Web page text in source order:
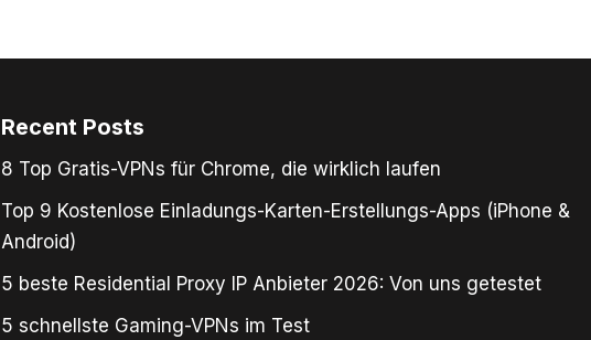
Recent Posts
8 Top Gratis-VPNs für Chrome, die wirklich laufen
Top 9 Kostenlose Einladungs-Karten-Erstellungs-Apps (iPhone &
Android)
5 beste Residential Proxy IP Anbieter 2026: Von uns getestet
5 schnellste Gaming-VPNs im Test